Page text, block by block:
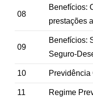
08
Benefícios:
prestações
09
Benefícios:
Seguro-
10 Previdência
11 Regime